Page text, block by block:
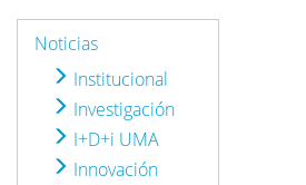
Noticias
Institucional
Investigación
I+D+i UMA
Innovación